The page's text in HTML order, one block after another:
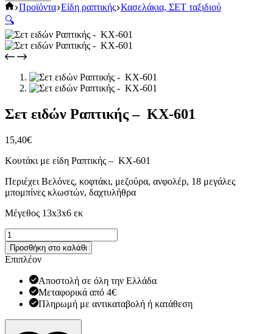
Αρχική
Προϊόντα Είδη ραπτικής Κασελάκια, ΣΕΤ ταξιδιού
🔍
Σετ ειδών Ραπτικής – KX-601
15,40€
Κουτάκι με είδη Ραπτικής – KX-601
Περιέχει Βελόνες, κοφτάκι, μεζούρα, ανφολέρ, 18 μεγάλες
μπομπίνες κλωστών, δαχτυλήθρα
Μέγεθος 13x3x6 εκ
Σετ
ειδών
Ραπτικής
-
ποσότητα
Προσθήκη στο καλάθι
Επιπλέον
Αποστολή σε όλη την Ελλάδα
Μεταφορικά από 4€
Πληρωμή με αντικαταβολή ή κατάθεση